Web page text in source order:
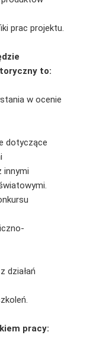
prac projektu.
to:
w ocenie
dotyczące
innymi
działań
pracy: